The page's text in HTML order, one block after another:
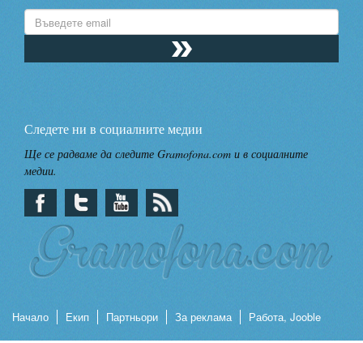
Следете ни в социалните медии
Ще се радваме да следите Gramofona.com и в социалните
медии.
Начало Екип Партньори За реклама Работа, Jooble